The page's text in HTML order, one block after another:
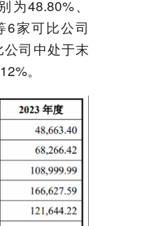
48.80%、
6家可比公司
司中处于末
。